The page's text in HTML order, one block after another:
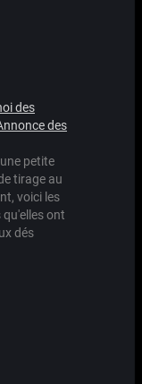
des
des
petite
tirage au
voici les
qu'elles ont
dés